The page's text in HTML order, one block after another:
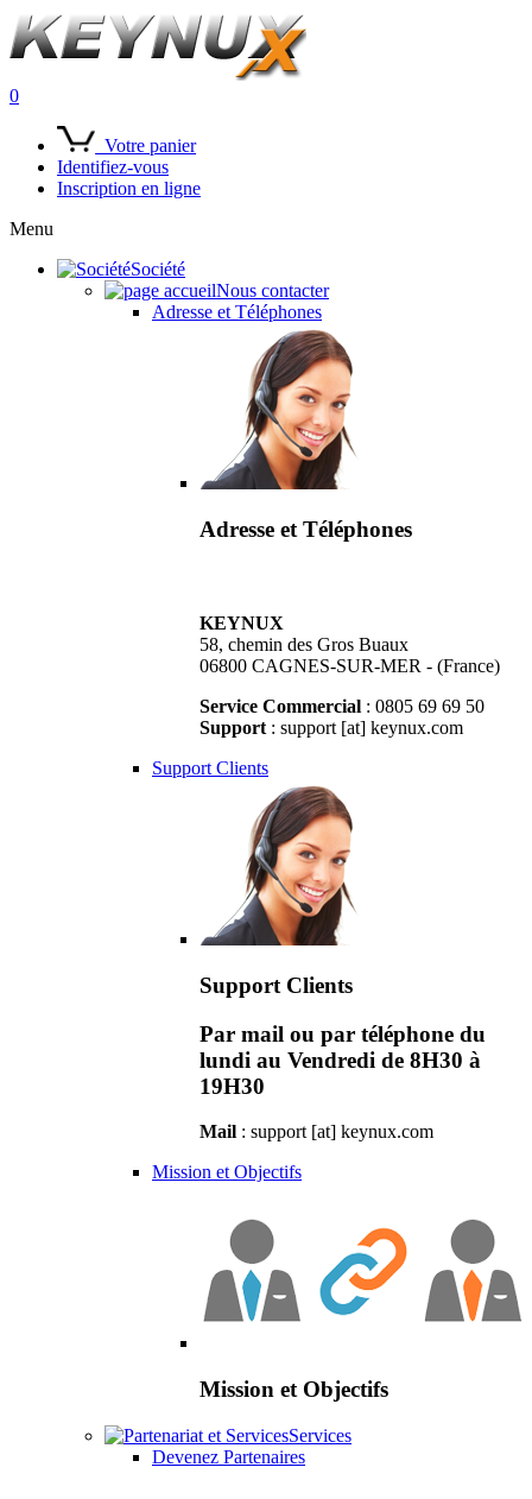
0
Votre panier
Identifiez-vous
Inscription en ligne
Menu
Société
Nous contacter
Adresse et Téléphones
Adresse et Téléphones
KEYNUX
58, chemin des Gros Buaux
06800 CAGNES-SUR-MER - (France)
Service Commercial : 0805 69 69 50
Support : support [at] keynux.com
Support Clients
Support Clients
Par mail ou par téléphone du
lundi au Vendredi de 8H30 à
19H30
Mail : support [at] keynux.com
Mission et Objectifs
Mission et Objectifs
Services
Devenez Partenaires